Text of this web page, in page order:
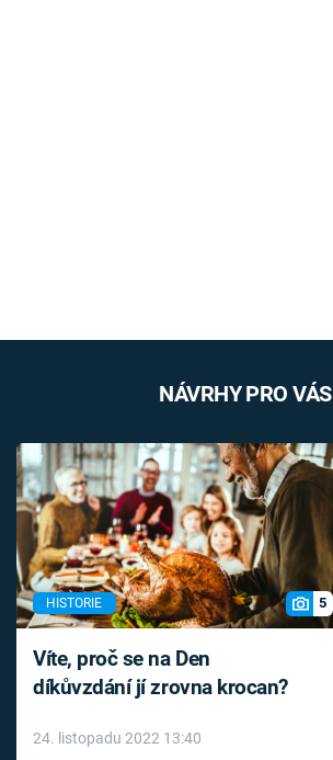
NÁVRHY PRO VÁS
HISTORIE 5
Víte, proč se na Den
díkůvzdání jí zrovna krocan?
24. listopadu 2022 13:40